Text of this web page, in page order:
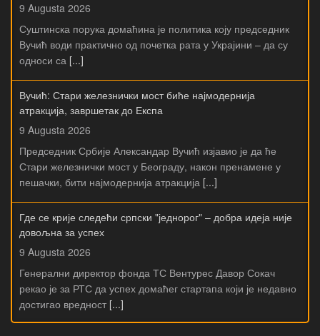
9 Augusta 2026
Суштинска порука домаћина је политика коју председник
Вучић води практично од почетка рата у Украјини – да су
односи са [...]
Вучић: Стари железнички мост биће најмодернија
атракција, завршетак до Експа
9 Augusta 2026
Председник Србије Александар Вучић изјавио је да ће
Стари железнички мост у Београду, након пренамене у
пешачки, бити најмодернија атракција [...]
Где се крије следећи српски "једнорог" – добра идеја није
довољна за успех
9 Augusta 2026
Генерални директор фонда ТС Вентурес Давор Сокач
рекао је за РТС да успех домаћег стартапа који је недавно
достигао вредност [...]